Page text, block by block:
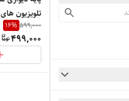
تلویزیون های 32 تا 55 اینچ
599,000
16%
499,000